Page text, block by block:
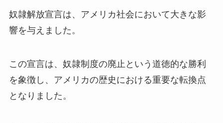
奴隷解放宣言は、アメリカ社会において大きな影
響を与えました。
この宣言は、奴隷制度の廃止という道徳的な勝利
を象徴し、アメリカの歴史における重要な転換点
となりました。